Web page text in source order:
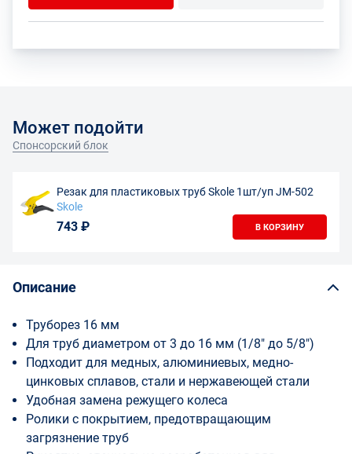
Может подойти
Спонсорский блок
Резак для пластиковых труб Skole 1шт/уп JM-502
Skole
743 ₽ В КОРЗИНУ
Описание
Труборез 16 мм
Для труб диаметром от 3 до 16 мм (1/8" до 5/8")
Подходит для медных, алюминиевых, медно-
цинковых сплавов, стали и нержавеющей стали
Удобная замена режущего колеса
Ролики с покрытием, предотвращающим
загрязнение труб